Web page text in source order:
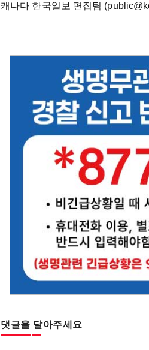
캐나다 한국일보 편집팀
댓글을 달아주세요